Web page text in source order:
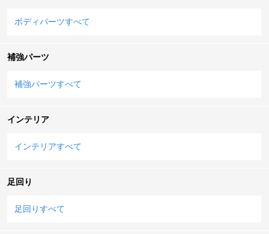
ボディパーツすべて
補強パーツ
補強パーツすべて
インテリア
インテリアすべて
足回り
足回りすべて